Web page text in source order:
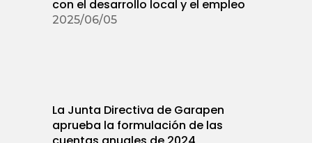
con el desarrollo local y el empleo
2025/06/05
La Junta Directiva de Garapen
aprueba la formulación de las